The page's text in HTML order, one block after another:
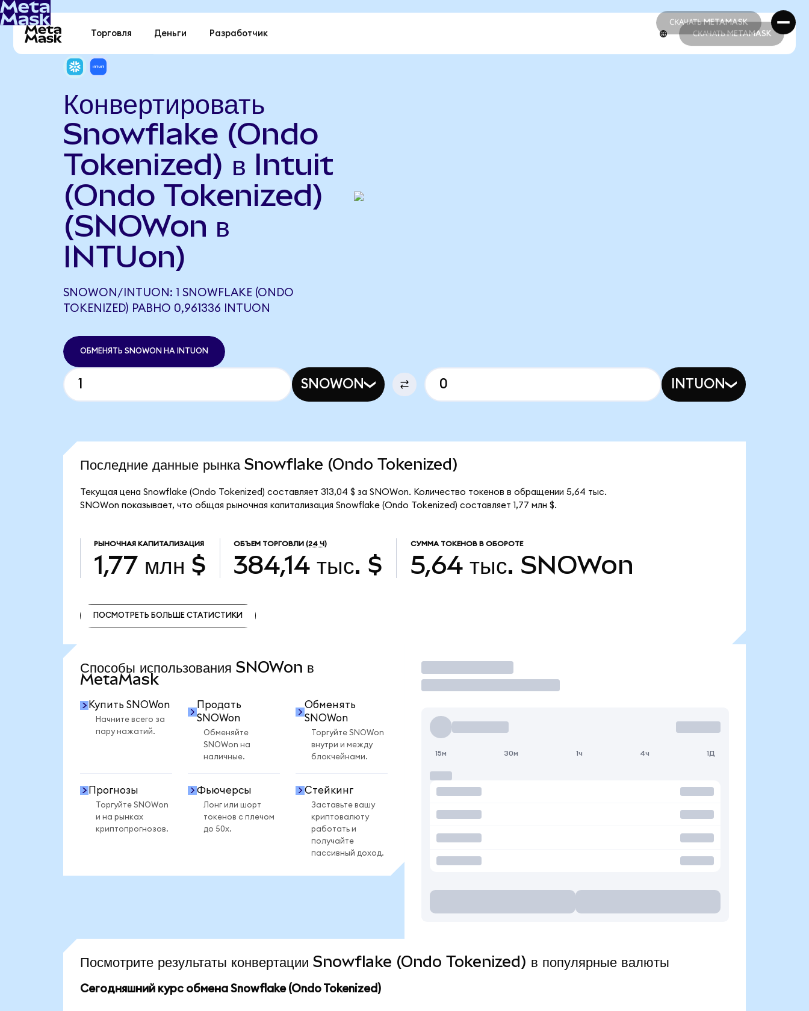
СКАЧАТЬ METAMASK
СКАЧАТЬ METAMASK
Торговля Деньги Разработчик СКАЧАТЬ METAMASK
Конвертировать
Snowflake (Ondo
Tokenized) в Intuit
(Ondo Tokenized)
(SNOWon в
INTUon)
SNOWON/INTUON: 1 SNOWFLAKE (ONDO
TOKENIZED) РАВНО 0,961336 INTUON
ОБМЕНЯТЬ SNOWON НА INTUON
SNOWON INTUON
Последние данные рынка Snowflake (Ondo Tokenized)
Текущая цена Snowflake (Ondo Tokenized) составляет 313,04 $ за SNOWon. Количество токенов в обращении 5,64 тыс.
SNOWon показывает, что общая рыночная капитализация Snowflake (Ondo Tokenized) составляет 1,77 млн $.
РЫНОЧНАЯ КАПИТАЛИЗАЦИЯ
1,77 млн $
ОБЪЕМ ТОРГОВЛИ (24 Ч)
384,14 тыс. $
СУММА ТОКЕНОВ В ОБОРОТЕ
5,64 тыс. SNOWon
ПОСМОТРЕТЬ БОЛЬШЕ СТАТИСТИКИ
Способы использования SNOWon в
MetaMask
Купить SNOWon
Начните всего за
пару нажатий.
Продать
SNOWon
Обменяйте
SNOWon на
наличные.
Обменять
SNOWon
Торгуйте SNOWon
внутри и между
блокчейнами.
Прогнозы
Торгуйте SNOWon
и на рынках
криптопрогнозов.
Фьючерсы
Лонг или шорт
токенов с плечом
до 50x.
Стейкинг
Заставьте вашу
криптовалюту
работать и
получайте
пассивный доход.
Торговать
15м 30м 1ч 4ч 1Д
Посмотрите результаты конвертации Snowflake (Ondo Tokenized) в популярные валюты
Сегодняшний курс обмена Snowflake (Ondo Tokenized)